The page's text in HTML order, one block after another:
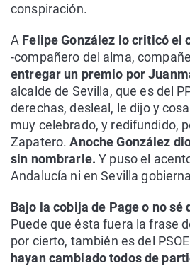
conspiración.
A Felipe González lo criticó el
-compañero del alma,
entregar un premio por
alcalde de Sevilla, que es del
derechas, desleal, le dijo y
muy celebrado, y redifundido,
Zapatero. Anoche González
sin nombrarle. Y puso el
Andalucía ni en Sevilla
Bajo la cobija de Page o no sé
Puede que ésta fuera la frase
por cierto, también es del
hayan cambiado todos de